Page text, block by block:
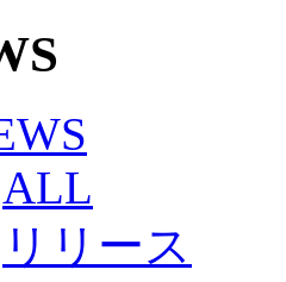
写真・動画使用ガイドライン
ロートフィールド奈良
2026/27
練習見学時のファンサービスに
奈良クラブ明治安田J3リーグ
奈良クラブ明治安田Ｊ3リーグ
観戦ルール＆マナー
ALL
リリース